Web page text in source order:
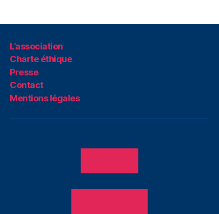
L’association
Charte éthique
Presse
Contact
Mentions légales